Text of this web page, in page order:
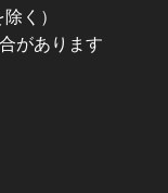
く）
があります